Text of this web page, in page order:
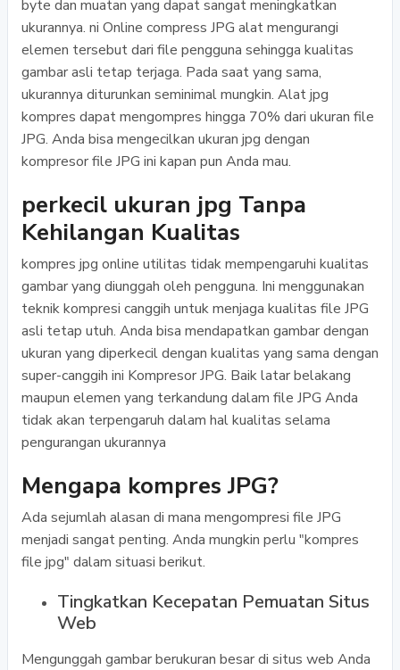
byte dan muatan yang dapat sangat meningkatkan
ukurannya. ni Online compress JPG alat mengurangi
elemen tersebut dari file pengguna sehingga kualitas
gambar asli tetap terjaga. Pada saat yang sama,
ukurannya diturunkan seminimal mungkin. Alat jpg
kompres dapat mengompres hingga 70% dari ukuran file
JPG. Anda bisa mengecilkan ukuran jpg dengan
kompresor file JPG ini kapan pun Anda mau.
perkecil ukuran jpg Tanpa
Kehilangan Kualitas
kompres jpg online utilitas tidak mempengaruhi kualitas
gambar yang diunggah oleh pengguna. Ini menggunakan
teknik kompresi canggih untuk menjaga kualitas file JPG
asli tetap utuh. Anda bisa mendapatkan gambar dengan
ukuran yang diperkecil dengan kualitas yang sama dengan
super-canggih ini Kompresor JPG. Baik latar belakang
maupun elemen yang terkandung dalam file JPG Anda
tidak akan terpengaruh dalam hal kualitas selama
pengurangan ukurannya
Mengapa kompres JPG?
Ada sejumlah alasan di mana mengompresi file JPG
menjadi sangat penting. Anda mungkin perlu "kompres
file jpg" dalam situasi berikut.
Tingkatkan Kecepatan Pemuatan Situs
Web
Mengunggah gambar berukuran besar di situs web Anda